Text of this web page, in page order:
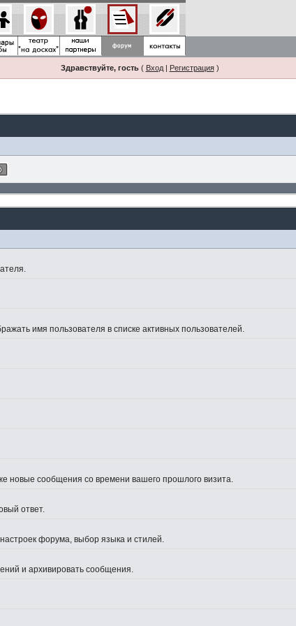
Здравствуйте, гость( Вход| Регистрация)
имя пользователя в списке активных пользователей.
новые сообщения со времени вашего прошлого визита.
ответ.
форума, выбор языка и стилей.
и архивировать сообщения.